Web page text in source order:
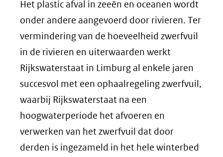
Het plastic afval in zeeën en oceanen wordt
onder andere aangevoerd door rivieren. Ter
vermindering van de hoeveelheid zwerfvuil
in de rivieren en uiterwaarden werkt
Rijkswaterstaat in Limburg al enkele jaren
succesvol met een ophaalregeling zwerfvuil,
waarbij Rijkswaterstaat na een
hoogwaterperiode het afvoeren en
verwerken van het zwerfvuil dat door
derden is ingezameld in het hele winterbed